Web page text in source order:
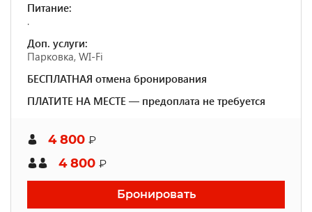
Питание:
.
Доп. услуги:
Парковка, WI-Fi
БЕСПЛАТНАЯ отмена бронирования
ПЛАТИТЕ НА МЕСТЕ — предоплата не требуется
4 800 ₽
4 800 ₽
Бронировать